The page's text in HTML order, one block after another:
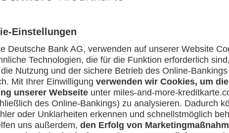
Wie aktiviere ich Google Pay mit meiner Miles & More